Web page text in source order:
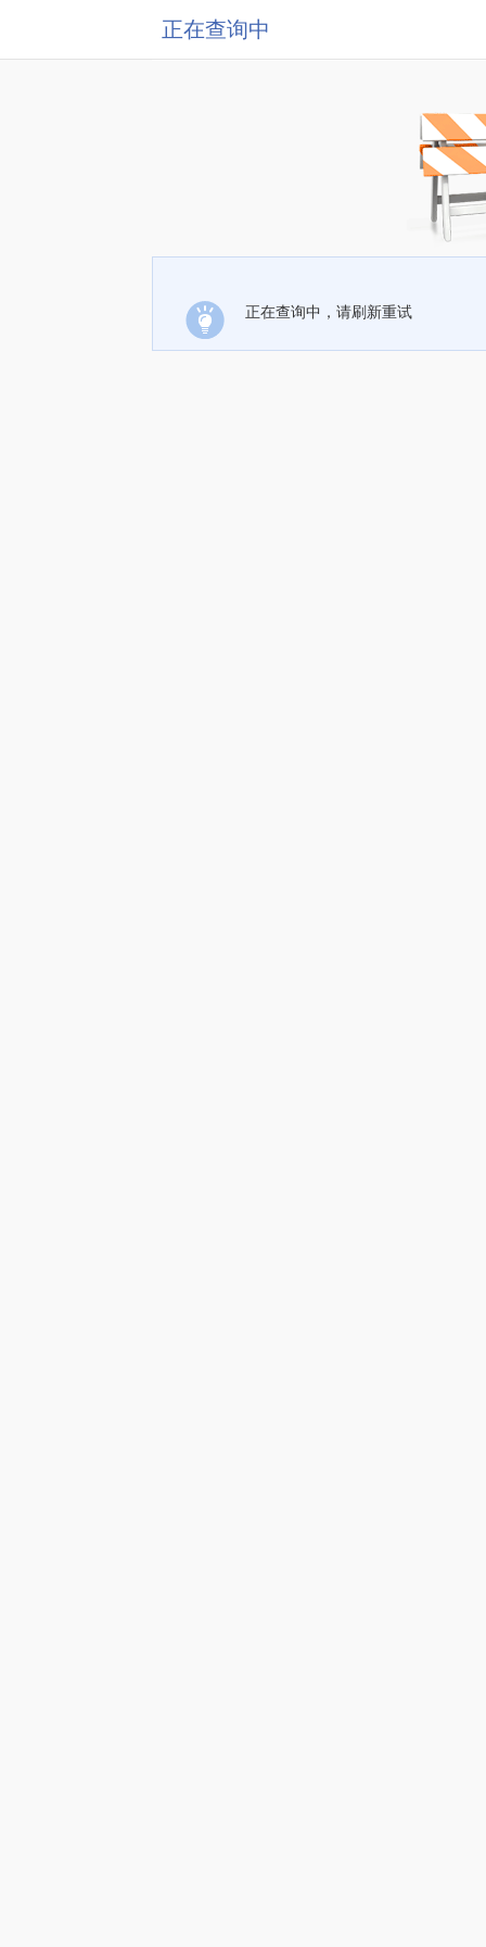
正在查询中
正在查询中，请刷新重试